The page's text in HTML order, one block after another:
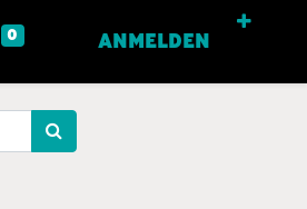
0 ANMELDEN